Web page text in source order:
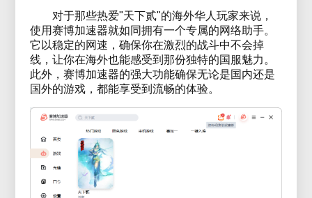
对于那些热爱"天下贰"的海外华人玩家来说，
使用赛博加速器就如同拥有一个专属的网络助手。
它以稳定的网速，确保你在激烈的战斗中不会掉
线，让你在海外也能感受到那份独特的国服魅力。
此外，赛博加速器的强大功能确保无论是国内还是
国外的游戏，都能享受到流畅的体验。